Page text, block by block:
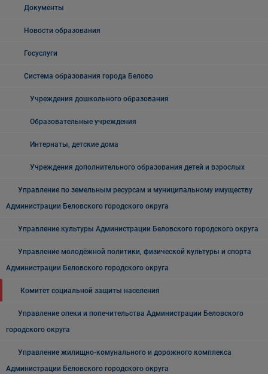
Документы
Новости образования
Госуслуги
Система образования города Белово
Учреждения дошкольного образования
Образовательные учреждения
Интернаты, детские дома
Учреждения дополнительного образования детей и взрослых
Управление по земельным ресурсам и муниципальному имуществу
Администрации Беловского городского округа
Управление культуры Администрации Беловского городского округа
Управление молодёжной политики, физической культуры и спорта
Администрации Беловского городского округа
Комитет социальной защиты населения
Управление опеки и попечительства Администрации Беловского
городского округа
Управление жилищно-комунального и дорожного комплекса
Администрации Беловского городского округа